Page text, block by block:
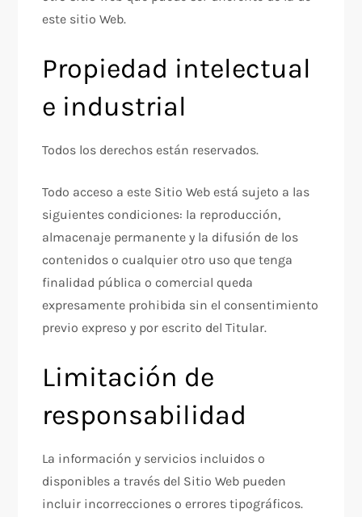
este sitio Web.
Propiedad intelectual
e industrial
Todos los derechos están reservados.
Todo acceso a este Sitio Web está sujeto a las
siguientes condiciones: la reproducción,
almacenaje permanente y la difusión de los
contenidos o cualquier otro uso que tenga
finalidad pública o comercial queda
expresamente prohibida sin el consentimiento
previo expreso y por escrito del Titular.
Limitación de
responsabilidad
La información y servicios incluidos o
disponibles a través del Sitio Web pueden
incluir incorrecciones o errores tipográficos.